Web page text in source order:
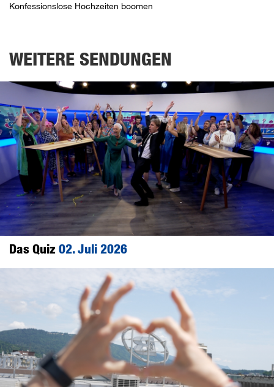
Konfessionslose Hochzeiten boomen
WEITERE SENDUNGEN
Das Quiz 02. Juli 2026